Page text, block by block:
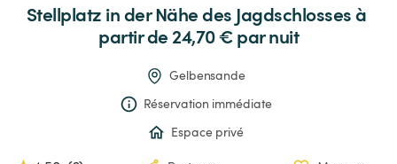
Stellplatz inderNähedes Jagdschlosses à
partir de 24,70 € par nuit
Gelbensande
Réservation immédiate
Espace privé